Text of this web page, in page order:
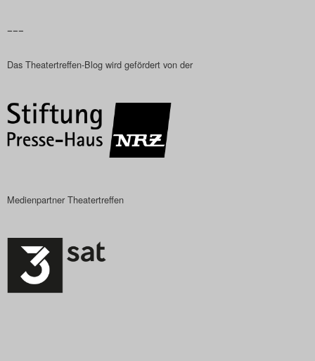
–––
Das Theatertreffen-Blog wird gefördert von der
Medienpartner Theatertreffen